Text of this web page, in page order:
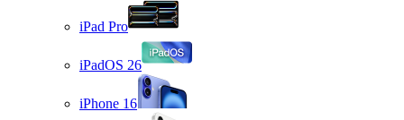
iPad Pro
iPadOS 26
iPhone 16